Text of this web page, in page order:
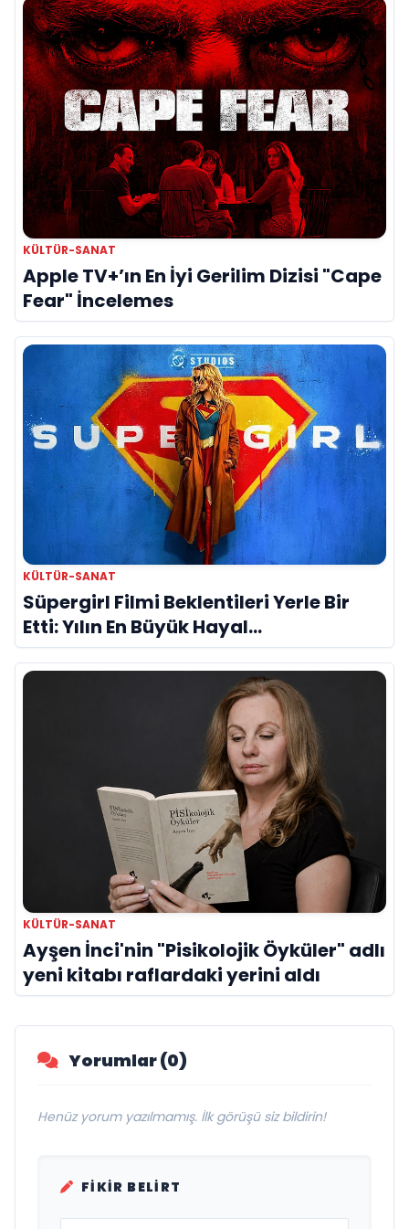
KÜLTÜR-SANAT
Apple TV+’ın En İyi Gerilim Dizisi "Cape
Fear" İncelemes
KÜLTÜR-SANAT
Süpergirl Filmi Beklentileri Yerle Bir
Etti: Yılın En Büyük Hayal
Kırıklıklarından Biri mi?
KÜLTÜR-SANAT
Ayşen İnci'nin "Pisikolojik Öyküler" adlı
yeni kitabı raflardaki yerini aldı
Yorumlar (0)
Henüz yorum yazılmamış. İlk görüşü siz bildirin!
FIKIR BELIRT